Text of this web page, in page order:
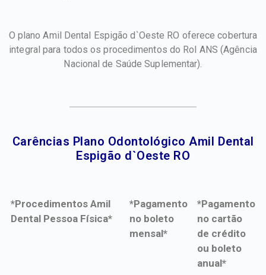
O plano Amil Dental Espigão d`Oeste RO oferece cobertura
integral para todos os procedimentos do Rol ANS (Agência
Nacional de Saúde Suplementar).
Carências Plano Odontológico Amil Dental
Espigão d`Oeste RO​
*Procedimentos Amil
Dental Pessoa Física*
*Pagamento
no boleto
mensal*
*Pagamento
no cartão
de crédito
ou boleto
anual*